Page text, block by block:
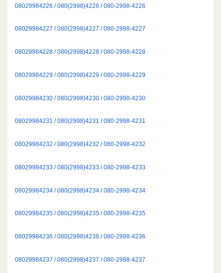
08029984226 / 080(2998)4226 / 080-2998-4226
08029984227 / 080(2998)4227 / 080-2998-4227
08029984228 / 080(2998)4228 / 080-2998-4228
08029984229 / 080(2998)4229 / 080-2998-4229
08029984230 / 080(2998)4230 / 080-2998-4230
08029984231 / 080(2998)4231 / 080-2998-4231
08029984232 / 080(2998)4232 / 080-2998-4232
08029984233 / 080(2998)4233 / 080-2998-4233
08029984234 / 080(2998)4234 / 080-2998-4234
08029984235 / 080(2998)4235 / 080-2998-4235
08029984236 / 080(2998)4236 / 080-2998-4236
08029984237 / 080(2998)4237 / 080-2998-4237